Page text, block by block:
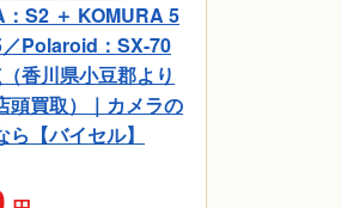
S2 ＋ KOMURA 5
Polaroid：SX-70
香川県小豆郡より
頭買取）｜カメラの
【バイセル】